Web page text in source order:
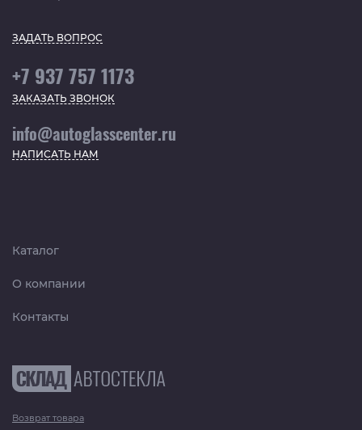
ЗАДАТЬ ВОПРОС
+7 937 757 1173
ЗАКАЗАТЬ ЗВОНОК
info@autoglasscenter.ru
НАПИСАТЬ НАМ
Каталог
О компании
Контакты
Возврат товара